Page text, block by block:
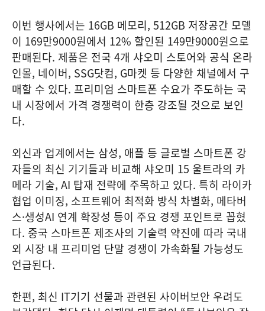
이번 행사에서는 16GB 메모리, 512GB 저장공간 모델
이 169만9000원에서 12% 할인된 149만9000원으로
판매된다. 제품은 전국 4개 샤오미 스토어와 공식 온라
인몰, 네이버, SSG닷컴, G마켓 등 다양한 채널에서 구
매할 수 있다. 프리미엄 스마트폰 수요가 주도하는 국
내 시장에서 가격 경쟁력이 한층 강조될 것으로 보인
다.
외신과 업계에서는 삼성, 애플 등 글로벌 스마트폰 강
자들의 최신 기기들과 비교해 샤오미 15 울트라의 카
메라 기술, AI 탑재 전략에 주목하고 있다. 특히 라이카
협업 이미징, 소프트웨어 최적화 방식 차별화, 메타버
스·생성AI 연계 확장성 등이 주요 경쟁 포인트로 꼽혔
다. 중국 스마트폰 제조사의 기술력 약진에 따라 국내
외 시장 내 프리미엄 단말 경쟁이 가속화될 가능성도
언급된다.
한편, 최신 IT기기 선물과 관련된 사이버보안 우려도